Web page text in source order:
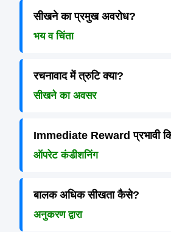
सीखने का प्रमुख अवरोध?
भय व चिंता
रचनावाद में त्रुटि क्या?
सीखने का अवसर
Immediate Reward प्रभावी
ऑपरेट कंडीशनिंग
बालक अधिक सीखता कैसे?
अनुकरण द्वारा